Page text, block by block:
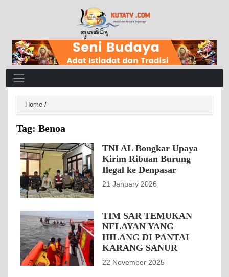
Main Navigation
Home /
Tag: Benoa
TNI AL Bongkar Upaya
Kirim Ribuan Burung
Ilegal ke Denpasar
21 January 2026
TIM SAR TEMUKAN
NELAYAN YANG
HILANG DI PANTAI
KARANG SANUR
22 November 2025